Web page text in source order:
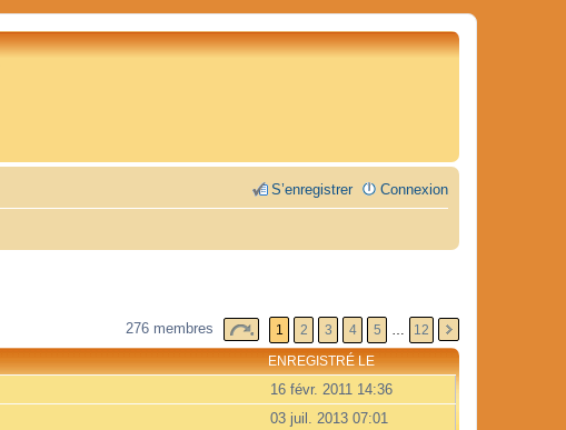
Connexion
S’enregistrer
276 membres 1 2 3 4 5
12
ENREGISTRÉ LE
16 févr. 2011 14:36
03 juil. 2013 07:01